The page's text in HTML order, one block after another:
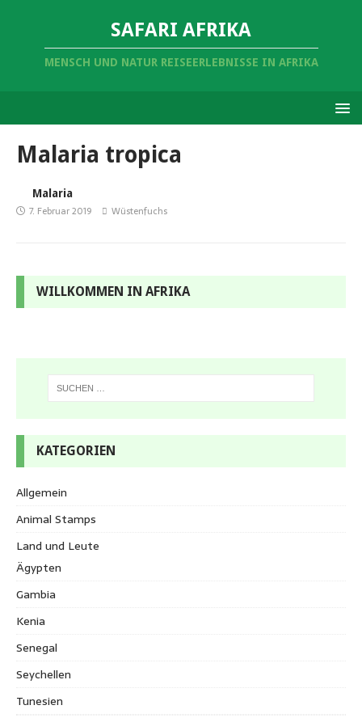
SAFARI AFRIKA
MENSCH UND NATUR REISEERLEBNISSE IN AFRIKA
Malaria tropica
Malaria
7. Februar 2019 Wüstenfuchs
WILLKOMMEN IN AFRIKA
KATEGORIEN
Allgemein
Animal Stamps
Land und Leute
Ägypten
Gambia
Kenia
Senegal
Seychellen
Tunesien